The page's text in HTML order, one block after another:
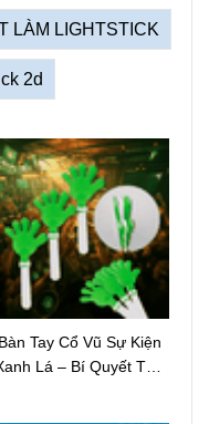
LÀM LIGHTSTICK
2d
Bàn Tay Cổ Vũ Sự Kiện
Lá – Bí Quyết Tạo